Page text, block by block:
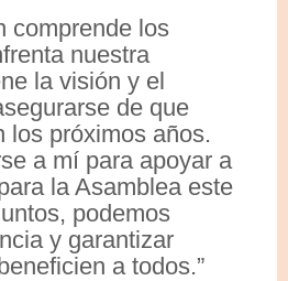
comprende los
nuestra
la visión y el
de que
los próximos años.
a mí para apoyar a
la Asamblea este
podemos
y garantizar
a todos.”